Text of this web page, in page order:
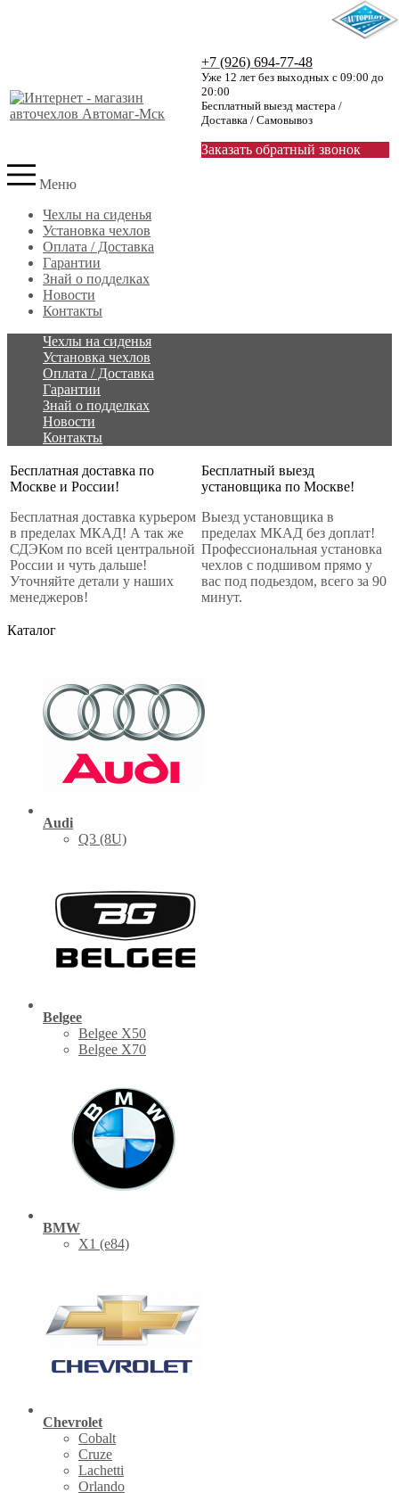
+7 (926) 694-77-48
Уже 12 лет без выходных с 09:00 до
20:00
Бесплатный выезд мастера /
Доставка / Самовывоз
Заказать обратный звонок
Меню
Чехлы на сиденья
Установка чехлов
Оплата / Доставка
Гарантии
Знай о подделках
Новости
Контакты
Чехлы на сиденья
Установка чехлов
Оплата / Доставка
Гарантии
Знай о подделках
Новости
Контакты
Бесплатная доставка по
Москве и России!
Бесплатная доставка курьером
в пределах МКАД! А так же
СДЭКом по всей центральной
России и чуть дальше!
Уточняйте детали у наших
менеджеров!
Бесплатный выезд
установщика по Москве!
Выезд установщика в
пределах МКАД без доплат!
Профессиональная установка
чехлов с подшивом прямо у
вас под подьездом, всего за 90
минут.
Каталог
Audi
Q3 (8U)
Belgee
Belgee X50
Belgee X70
BMW
X1 (е84)
Chevrolet
Cobalt
Cruze
Lachetti
Orlando